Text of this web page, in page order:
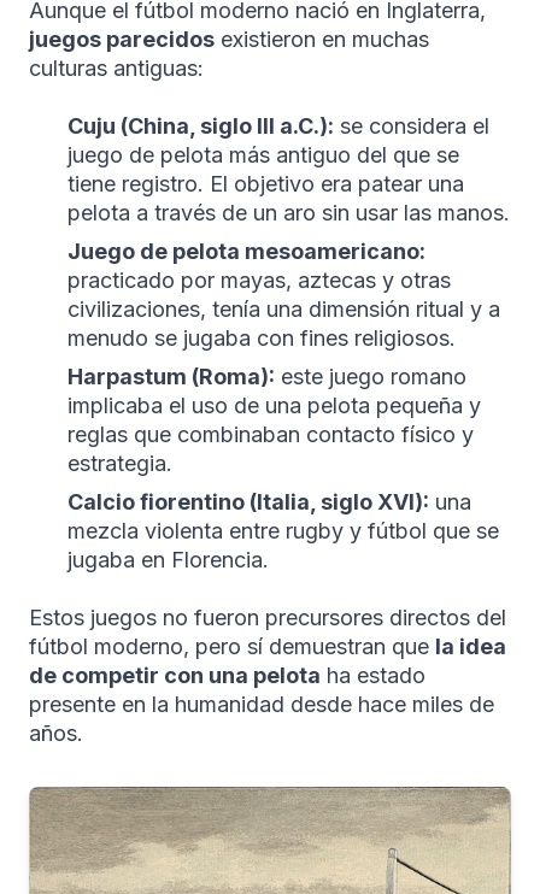
Aunque el fútbol moderno nació en Inglaterra,
juegos parecidos existieron en muchas
culturas antiguas:
Cuju (China, siglo III a.C.): se considera el
juego de pelota más antiguo del que se
tiene registro. El objetivo era patear una
pelota a través de un aro sin usar las manos.
Juego de pelota mesoamericano:
practicado por mayas, aztecas y otras
civilizaciones, tenía una dimensión ritual y a
menudo se jugaba con fines religiosos.
Harpastum (Roma): este juego romano
implicaba el uso de una pelota pequeña y
reglas que combinaban contacto físico y
estrategia.
Calcio fiorentino (Italia, siglo XVI): una
mezcla violenta entre rugby y fútbol que se
jugaba en Florencia.
Estos juegos no fueron precursores directos del
fútbol moderno, pero sí demuestran que la idea
de competir con una pelota ha estado
presente en la humanidad desde hace miles de
años.